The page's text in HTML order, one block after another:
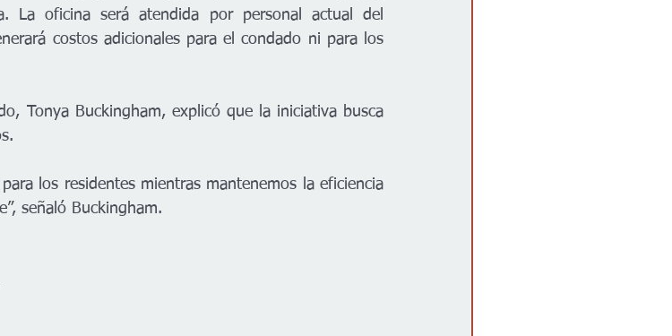
La oficina será atendida por personal actual del
costos adicionales para el condado ni para los
Tonya Buckingham, explicó que la iniciativa busca
los residentes mientras mantenemos la eficiencia
señaló Buckingham.